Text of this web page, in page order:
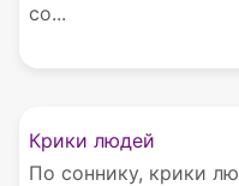
со...
Крики людей
По соннику, крики